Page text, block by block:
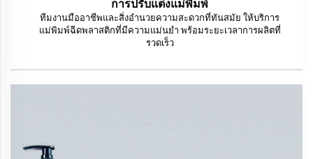
การปรับแต่งแม่พิมพ์
ทีมงานมืออาชีพและสิ่งอำนวยความสะดวกที่ทันสมัย ให้บริการ
แม่พิมพ์ฉีดพลาสติกที่มีความแม่นยำ พร้อมระยะเวลาการผลิตที่
รวดเร็ว